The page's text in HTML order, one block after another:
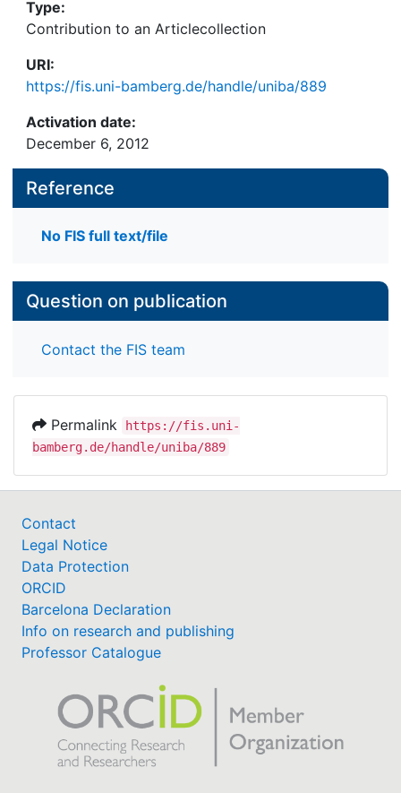
Type:
Contribution to an Articlecollection
URI:
https://fis.uni-bamberg.de/handle/uniba/889
Activation date:
December 6, 2012
Reference
No FIS full text/file
Question on publication
Contact the FIS team
Permalink
https://fis.uni-
bamberg.de/handle/uniba/889
Contact
Legal Notice
Data Protection
ORCID
Barcelona Declaration
Info on research and publishing
Professor Catalogue